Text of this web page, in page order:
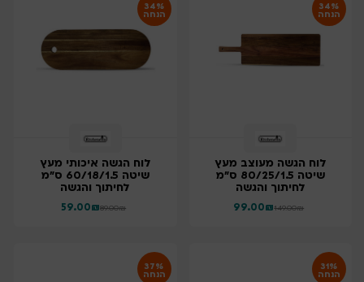
34%
הנחה
לוח הגשה מעוצב מעץ
שיטה 80/25/1.5 ס"מ
לחיתוך והגשה
₪
99.00 ₪
149.00
34%
הנחה
לוח הגשה איכותי מעץ
שיטה 60/18/1.5 ס"מ
לחיתוך והגשה
₪
59.00 ₪
89.00
31%
הנחה
37%
הנחה